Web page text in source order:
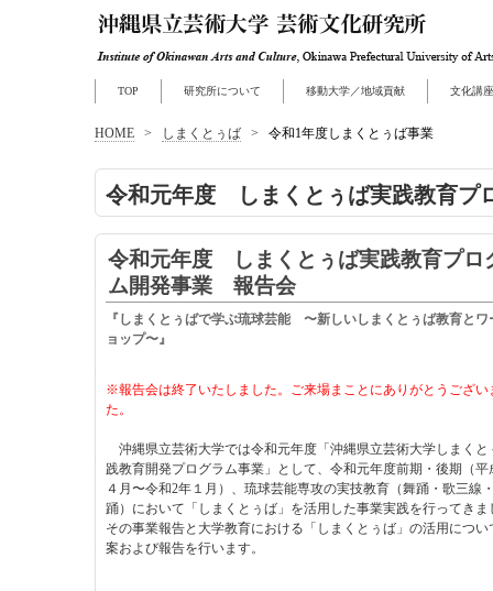
TOP 研究所について 移動大学／地域貢献 文化講
HOME > しまくとぅば > 令和1年度しまくとぅば事業
令和元年度 しまくとぅば実践教育プ
令和元年度 しまくとぅば実践教育プロ
ム開発事業 報告会
『しまくとぅばで学ぶ琉球芸能 〜新しいしまくとぅば教育とワ
ョップ〜』
※報告会は終了いたしました。ご来場まことにありがとうござい
た。
沖縄県立芸術大学では令和元年度「沖縄県立芸術大学しまくと
践教育開発プログラム事業」として、令和元年度前期・後期（平
４月〜令和2年１月）、琉球芸能専攻の実技教育（舞踊・歌三線
踊）において「しまくとぅば」を活用した事業実践を行ってきま
その事業報告と大学教育における「しまくとぅば」の活用につい
案および報告を行います。